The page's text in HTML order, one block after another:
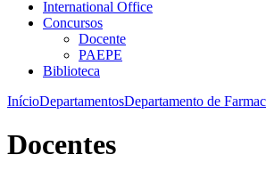
International Office
Concursos
Docente
PAEPE
Biblioteca
InícioDepartamentosDepartamento de
Docentes